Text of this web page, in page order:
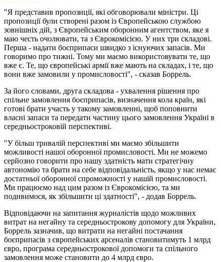
"Я представив пропозиції, які обговорювали міністри. Ці
пропозиції були створені разом із Європейською службою
зовнішніх дій, з Європейським оборонним агентством, яке я
маю честь очолювати, та з Єврокомісією. У них три складові.
Перша - надати боєприпаси швидко з існуючих запасів. Ми
говоримо про тижні. Тому ми маємо використовувати те, що
вже є. Те, що європейські армії вже мають на складах, і те, що
вони вже замовили у промисловості", - сказав Боррель.
За його словами, друга складова - ухвалення рішення про
спільне замовлення боєприпасів, визначення кола країн, які
готові брати участь у такому замовленні, щоб поповнити
власні запаси та передати частину цього замовлення Україні в
середньостроковій перспективі.
"У більш тривалій перспективі ми маємо збільшити
можливості нашої оборонної промисловості. Ми не можемо
серйозно говорити про нашу здатність мати стратегічну
автономію та брати на себе відповідальність, якщо у нас немає
достатньої оборонної спроможності у нашій промисловості.
Ми працюємо над цим разом із Єврокомісією, та ми
подивимося, як збільшити ці здатності", - додав Боррель.
Відповідаючи на запитання журналістів щодо можливих
витрат на негайну та середньострокову допомогу для України,
Боррель зазначив, що витрати на негайні постачання
боєприпасів з європейських арсеналів становитимуть 1 млрд
євро, програма середньострокової допомоги та спільного
замовлення може становити до 4 млрд євро.